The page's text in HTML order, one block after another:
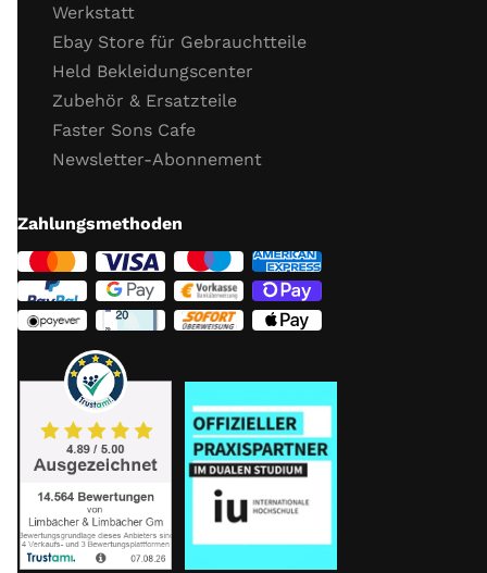
Werkstatt
Ebay Store für Gebrauchtteile
Held Bekleidungscenter
Zubehör & Ersatzteile
Faster Sons Cafe
Newsletter-Abonnement
Zahlungsmethoden